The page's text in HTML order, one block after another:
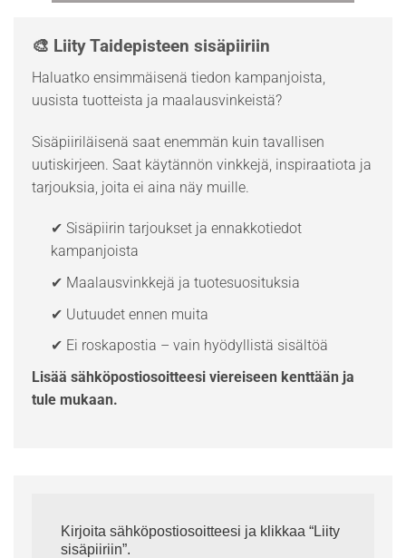
🎨 Liity Taidepisteen sisäpiiriin
Haluatko ensimmäisenä tiedon kampanjoista,
uusista tuotteista ja maalausvinkeistä?
Sisäpiiriläisenä saat enemmän kuin tavallisen
uutiskirjeen. Saat käytännön vinkkejä, inspiraatiota ja
tarjouksia, joita ei aina näy muille.
✔ Sisäpiirin tarjoukset ja ennakkotiedot
kampanjoista
✔ Maalausvinkkejä ja tuotesuosituksia
✔ Uutuudet ennen muita
✔ Ei roskapostia – vain hyödyllistä sisältöä
Lisää sähköpostiosoitteesi viereiseen kenttään ja
tule mukaan.
Kirjoita sähköpostiosoitteesi ja klikkaa “Liity
sisäpiiriin”.